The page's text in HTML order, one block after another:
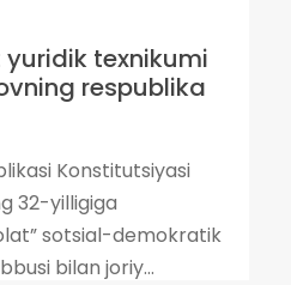
texnikumi
respublika
Konstitutsiyasi
32-yilligiga
sotsial-demokratik
bilan joriy...